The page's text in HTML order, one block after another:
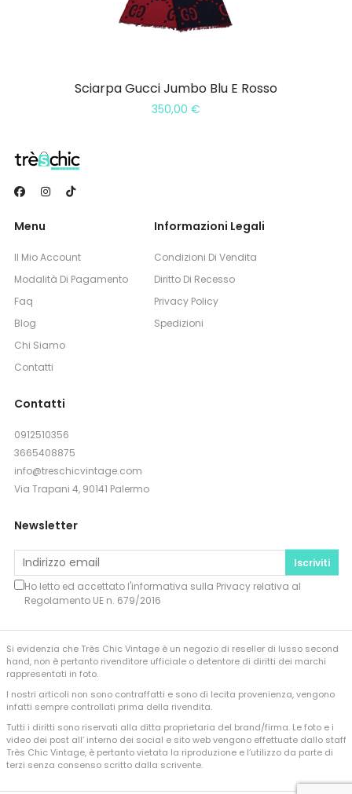
Sciarpa Gucci Jumbo Blu E Rosso
350,00 €
Menu
Il Mio Account
Modalità Di Pagamento
Faq
Blog
Chi Siamo
Contatti
Informazioni Legali
Condizioni Di Vendita
Diritto Di Recesso
Privacy Policy
Spedizioni
Contatti
0912510356
3665408875
info@treschicvintage.com
Via Trapani 4, 90141 Palermo
Newsletter
Iscriviti
Ho letto ed accettato l'informativa sulla Privacyrelativa al
Regolamento UE n. 679/2016
Si evidenzia che Très Chic Vintage è un negozio di reseller di lusso second
hand, non è pertanto rivenditore ufficiale o detentore di diritti dei marchi
rappresentati in foto.
I nostri articoli non sono contraffatti e sono di lecita provenienza, vengono
infatti sempre controllati prima della rivendita.
Tutti i diritti sono riservati alla ditta proprietaria del brand/firma. Le foto e i
video dei post all’ interno dei social e sito web vengono effettuate dallo staff
Très Chic Vintage, è pertanto vietata la riproduzione e l’utilizzo da parte di
terzi senza consenso scritto dalla scrivente.